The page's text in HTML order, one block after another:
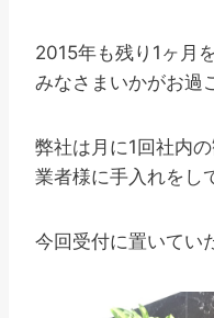
2015年も残り1ヶ月
みなさまいかがお過
弊社は月に1回社内
業者様に手入れをし
今回受付に置いてい